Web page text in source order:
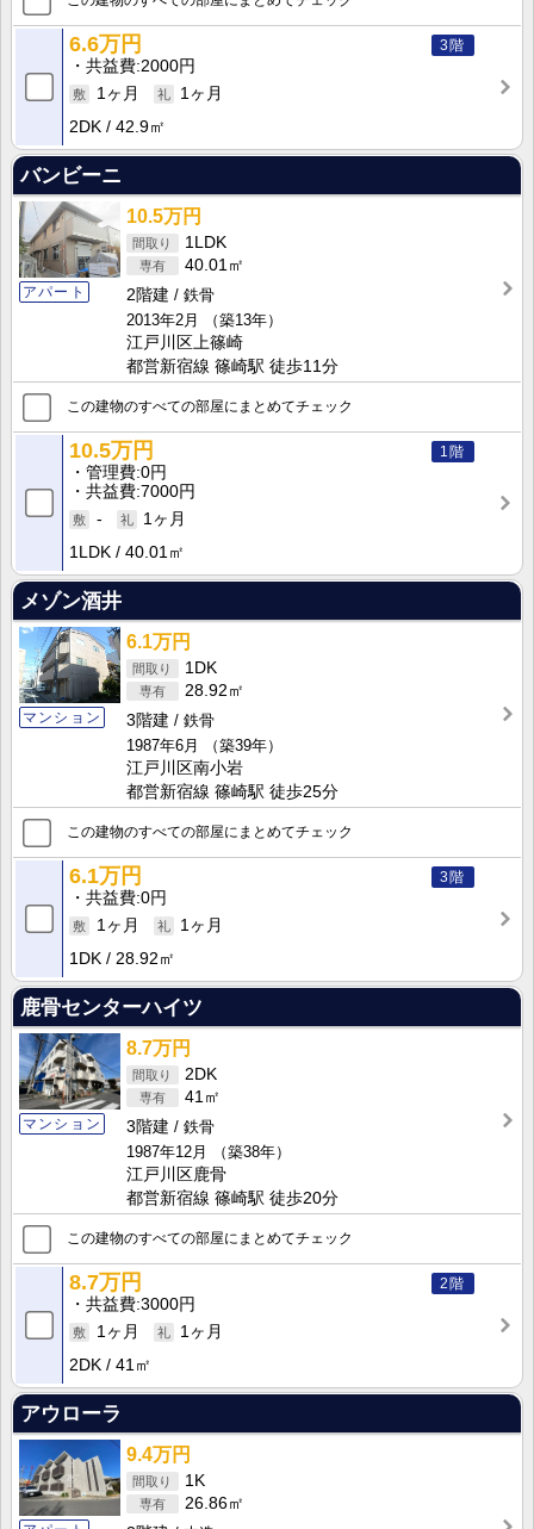
3階
6.6万円
共益費 2000円
1ヶ月
1ヶ月
2DK
42.9㎡
バンビーニ
アパート
10.5万円
1LDK
40.01㎡
2階建
鉄骨
2013年2月
（築13年）
江戸川区上篠崎
都営新宿線 篠崎駅 徒歩11分
この建物のすべての部屋にまとめてチェック
1階
10.5万円
管理費 0円
共益費 7000円
-
1ヶ月
1LDK
40.01㎡
メゾン酒井
マンション
6.1万円
1DK
28.92㎡
3階建
鉄骨
1987年6月
（築39年）
江戸川区南小岩
都営新宿線 篠崎駅 徒歩25分
この建物のすべての部屋にまとめてチェック
3階
6.1万円
共益費 0円
1ヶ月
1ヶ月
1DK
28.92㎡
鹿骨センターハイツ
マンション
8.7万円
2DK
41㎡
3階建
鉄骨
1987年12月
（築38年）
江戸川区鹿骨
都営新宿線 篠崎駅 徒歩20分
この建物のすべての部屋にまとめてチェック
2階
8.7万円
共益費 3000円
1ヶ月
1ヶ月
2DK
41㎡
アウローラ
9.4万円
1K
26.86㎡